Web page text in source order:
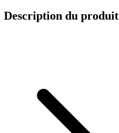
Description du produit